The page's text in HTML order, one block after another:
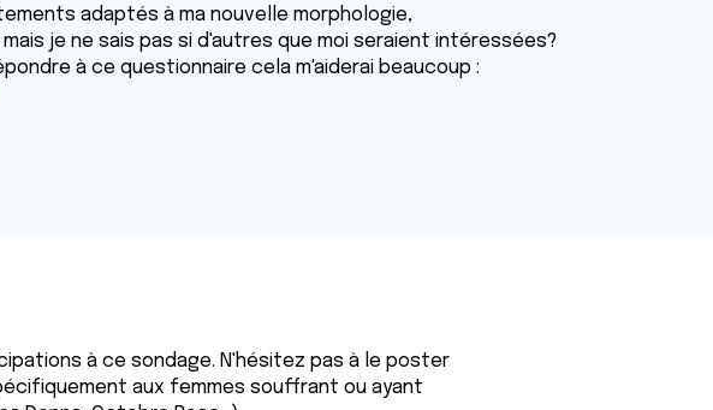
adaptés à ma nouvelle morphologie,
je ne sais pas si d'autres que moi seraient intéressées?
à ce questionnaire cela m'aiderai beaucoup :
à ce sondage. N'hésitez pas à le poster
aux femmes souffrant ou ayant